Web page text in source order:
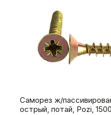
Саморез ж/
острый, потай, Pozi,